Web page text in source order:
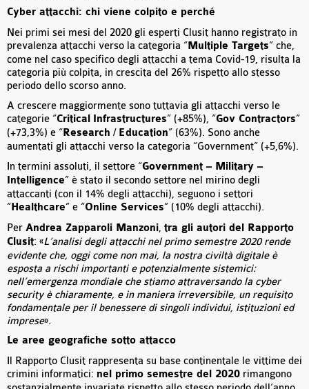
Cyber attacchi: chi viene colpito e perché
Nei primi sei mesi del 2020 gli esperti Clusit hanno registrato in
prevalenza attacchi verso la categoria “Multiple Targets” che,
come nel caso specifico degli attacchi a tema Covid-19, risulta la
categoria più colpita, in crescita del 26% rispetto allo stesso
periodo dello scorso anno.
A crescere maggiormente sono tuttavia gli attacchi verso le
categorie “Critical Infrastructures” (+85%), “Gov Contractors”
(+73,3%) e “Research / Education” (63%). Sono anche
aumentati gli attacchi verso la categoria “Government” (+5,6%).
In termini assoluti, il settore “Government – Military –
Intelligence” è stato il secondo settore nel mirino degli
attaccanti (con il 14% degli attacchi), seguono i settori
“Healthcare” e “Online Services” (10% degli attacchi).
Per Andrea Zapparoli Manzoni, tra gli autori del Rapporto
Clusit: «L’analisi degli attacchi nel primo semestre 2020 rende
evidente che, oggi come non mai, la nostra civiltà digitale è
esposta a rischi importanti e potenzialmente sistemici:
nell’emergenza mondiale che stiamo attraversando la cyber
security è chiaramente, e in maniera irreversibile, un requisito
fondamentale per il benessere di singoli individui, istituzioni ed
imprese».
Le aree geografiche sotto attacco
Il Rapporto Clusit rappresenta su base continentale le vittime dei
crimini informatici: nel primo semestre del 2020 rimangono